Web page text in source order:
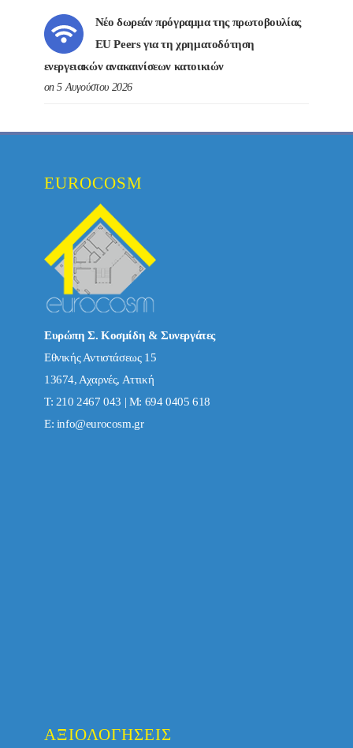
Νέο δωρεάν πρόγραμμα της πρωτοβουλίας
EU Peers για τη χρηματοδότηση
ενεργειακών ανακαινίσεων κατοικιών
on 5 Αυγούστου 2026
EUROCOSM
Ευρώπη Σ. Κοσμίδη & Συνεργάτες
Εθνικής Αντιστάσεως 15
13674, Αχαρνές, Αττική
Τ: 210 2467 043 | Μ: 694 0405 618
E: info@eurocosm.gr
ΑΞΙΟΛΟΓΉΣΕΙΣ